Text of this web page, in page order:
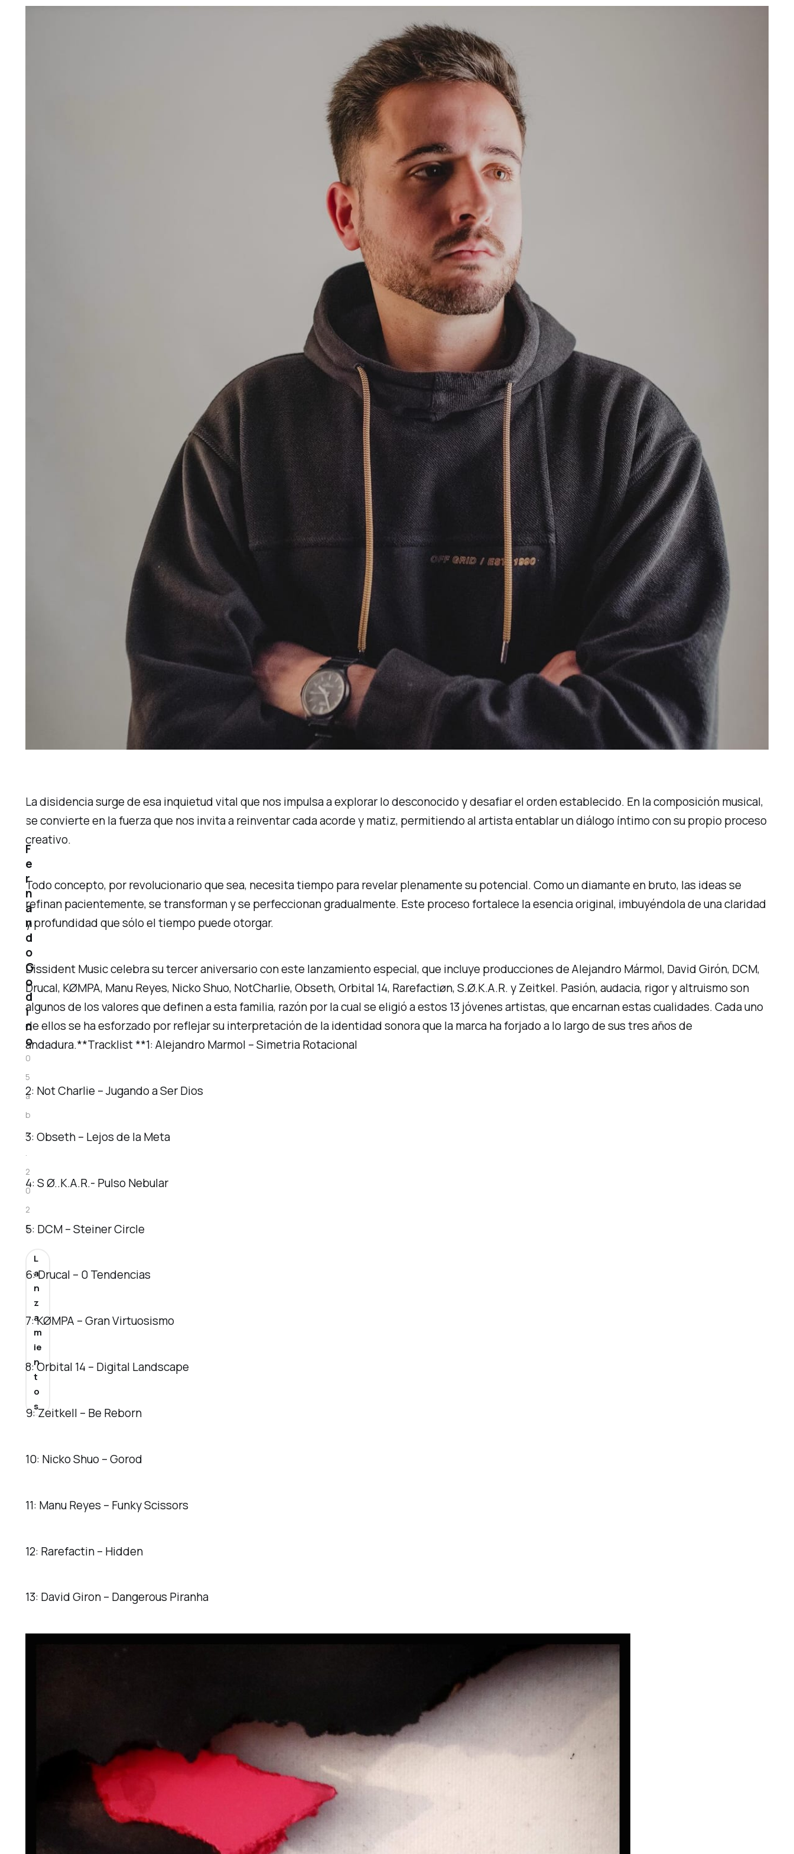
La disidencia surge de esa inquietud vital que nos impulsa a explorar lo desconocido y desafiar el orden establecido. En la composición musical,
se convierte en la fuerza que nos invita a reinventar cada acorde y matiz, permitiendo al artista entablar un diálogo íntimo con su propio proceso
creativo.
Todo concepto, por revolucionario que sea, necesita tiempo para revelar plenamente su potencial. Como un diamante en bruto, las ideas se
refinan pacientemente, se transforman y se perfeccionan gradualmente. Este proceso fortalece la esencia original, imbuyéndola de una claridad
y profundidad que sólo el tiempo puede otorgar.
Dissident Music celebra su tercer aniversario con este lanzamiento especial, que incluye producciones de Alejandro Mármol, David Girón, DCM,
Drucal, KØMPA, Manu Reyes, Nicko Shuo, NotCharlie, Obseth, Orbital 14, Rarefactiøn, S.Ø.K.A.R. y Zeitkel. Pasión, audacia, rigor y altruismo son
algunos de los valores que definen a esta familia, razón por la cual se eligió a estos 13 jóvenes artistas, que encarnan estas cualidades. Cada uno
de ellos se ha esforzado por reflejar su interpretación de la identidad sonora que la marca ha forjado a lo largo de sus tres años de
andadura.**Tracklist **1: Alejandro Marmol – Simetria Rotacional
2: Not Charlie – Jugando a Ser Dios
3: Obseth – Lejos de la Meta
4: S Ø..K.A.R.- Pulso Nebular
5: DCM – Steiner Circle
6: Drucal – 0 Tendencias
7: KØMPA – Gran Virtuosismo
8: Orbital 14 – Digital Landscape
9: Zeitkell – Be Reborn
10: Nicko Shuo – Gorod
11: Manu Reyes – Funky Scissors
12: Rarefactin – Hidden
13: David Giron – Dangerous Piranha
F
e
r
n
a
n
d
o
G
o
d
i
n
o
0
5
a
b
r
2
0
2
5
L
a
n
z
a
m
ie
n
t
o
s